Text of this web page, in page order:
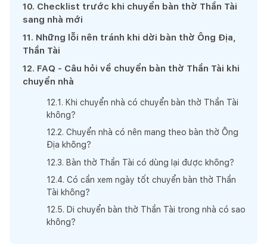
10. Checklist trước khi chuyển bàn thờ Thần Tài
sang nhà mới
11. Những lỗi nên tránh khi dời bàn thờ Ông Địa,
Thần Tài
12. FAQ - Câu hỏi về chuyển bàn thờ Thần Tài khi
chuyển nhà
12.1 . Khi chuyển nhà có chuyển bàn thờ Thần Tài
không?
12.2. Chuyển nhà có nên mang theo bàn thờ Ông
Địa không?
12.3. Bàn thờ Thần Tài có dùng lại được không?
12.4. Có cần xem ngày tốt chuyển bàn thờ Thần
Tài không?
12.5. Di chuyển bàn thờ Thần Tài trong nhà có sao
không?